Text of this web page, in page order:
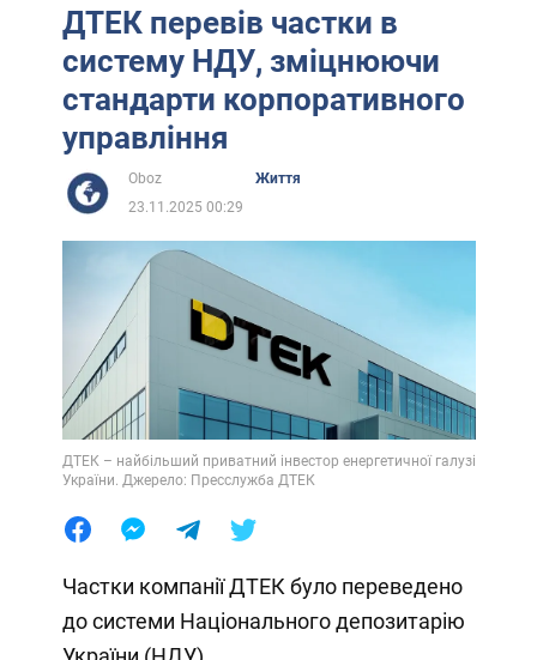
ДТЕК перевів частки в
систему НДУ, зміцнюючи
стандарти корпоративного
управління
Oboz
Життя
23.11.2025 00:29
ДТЕК – найбільший приватний інвестор енергетичної галузі
України. Джерело: Пресслужба ДТЕК
Частки компанії ДТЕК було переведено
до системи Національного депозитарію